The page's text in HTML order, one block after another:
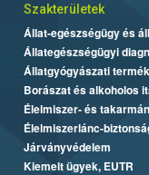
Szakterületek
Állat-egészségügy és
Állategészségügyi
Állatgyógyászati
Borászat és alkoholos
Élelmiszer- és
Élelmiszerlánc-
Járványvédelem
Kiemelt ügyek, EUTR